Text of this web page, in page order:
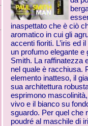
inaspettato che è ciò
aromatico in cui gli
accenti fioriti. L’iris ed
un profumo elegante
Smith. La raffinatezza
nel quale è racchiusa.
elemento inatteso, il
sua architettura
esprimono
vivo e il bianco su
sguardo. Per quel che
poudré al maschile di